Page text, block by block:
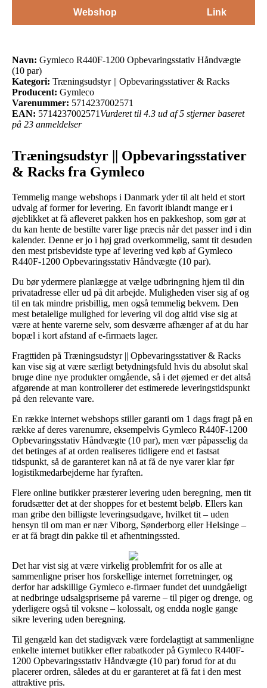
Webshop
Link
Navn: Gymleco R440F-1200 Opbevaringsstativ Håndvægte
(10 par)
Kategori: Træningsudstyr || Opbevaringsstativer & Racks
Producent: Gymleco
Varenummer: 5714237002571
EAN: 5714237002571 Vurderet til 4.3 ud af 5 stjerner baseret
på 23 anmeldelser
Træningsudstyr || Opbevaringsstativer
& Racks fra Gymleco
Temmelig mange webshops i Danmark yder til alt held et stort
udvalg af former for levering. En favorit iblandt mange er i
øjeblikket at få afleveret pakken hos en pakkeshop, som gør at
du kan hente de bestilte varer lige præcis når det passer ind i din
kalender. Denne er jo i høj grad overkommelig, samt tit desuden
den mest prisbevidste type af levering ved køb af Gymleco
R440F-1200 Opbevaringsstativ Håndvægte (10 par).
Du bør ydermere planlægge at vælge udbringning hjem til din
privatadresse eller ud på dit arbejde. Muligheden viser sig af og
til en tak mindre prisbillig, men også temmelig bekvem. Den
mest betalelige mulighed for levering vil dog altid vise sig at
være at hente varerne selv, som desværre afhænger af at du har
bopæl i kort afstand af e-firmaets lager.
Fragttiden på Træningsudstyr || Opbevaringsstativer & Racks
kan vise sig at være særligt betydningsfuld hvis du absolut skal
bruge dine nye produkter omgående, så i det øjemed er det altså
afgørende at man kontrollerer det estimerede leveringstidspunkt
på den relevante vare.
En række internet webshops stiller garanti om 1 dags fragt på en
række af deres varenumre, eksempelvis Gymleco R440F-1200
Opbevaringsstativ Håndvægte (10 par), men vær påpasselig da
det betinges af at orden realiseres tidligere end et fastsat
tidspunkt, så de garanteret kan nå at få de nye varer klar før
logistikmedarbejderne har fyraften.
Flere online butikker præsterer levering uden beregning, men tit
forudsætter det at der shoppes for et bestemt beløb. Ellers kan
man gribe den billigste leveringsudgave, hvilket tit – uden
hensyn til om man er nær Viborg, Sønderborg eller Helsinge –
er at få bragt din pakke til et afhentningssted.
Det har vist sig at være virkelig problemfrit for os alle at
sammenligne priser hos forskellige internet forretninger, og
derfor har adskillige Gymleco e-firmaer fundet det uundgåeligt
at nedbringe udsalgspriserne på varerne – til piger og drenge, og
yderligere også til voksne – kolossalt, og endda nogle gange
sikre levering uden beregning.
Til gengæld kan det stadigvæk være fordelagtigt at sammenligne
enkelte internet butikker efter rabatkoder på Gymleco R440F-
1200 Opbevaringsstativ Håndvægte (10 par) forud for at du
placerer ordren, således at du er garanteret at få fat i den mest
attraktive pris.